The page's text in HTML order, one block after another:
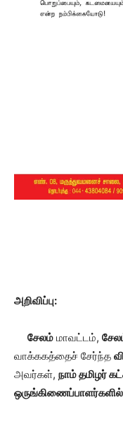
அறிவிப்பு:
சேலம் மாவட்டம்,
வாக்ககத்தைச் சேர்ந்த
அவர்கள், நாம் தமிழர்